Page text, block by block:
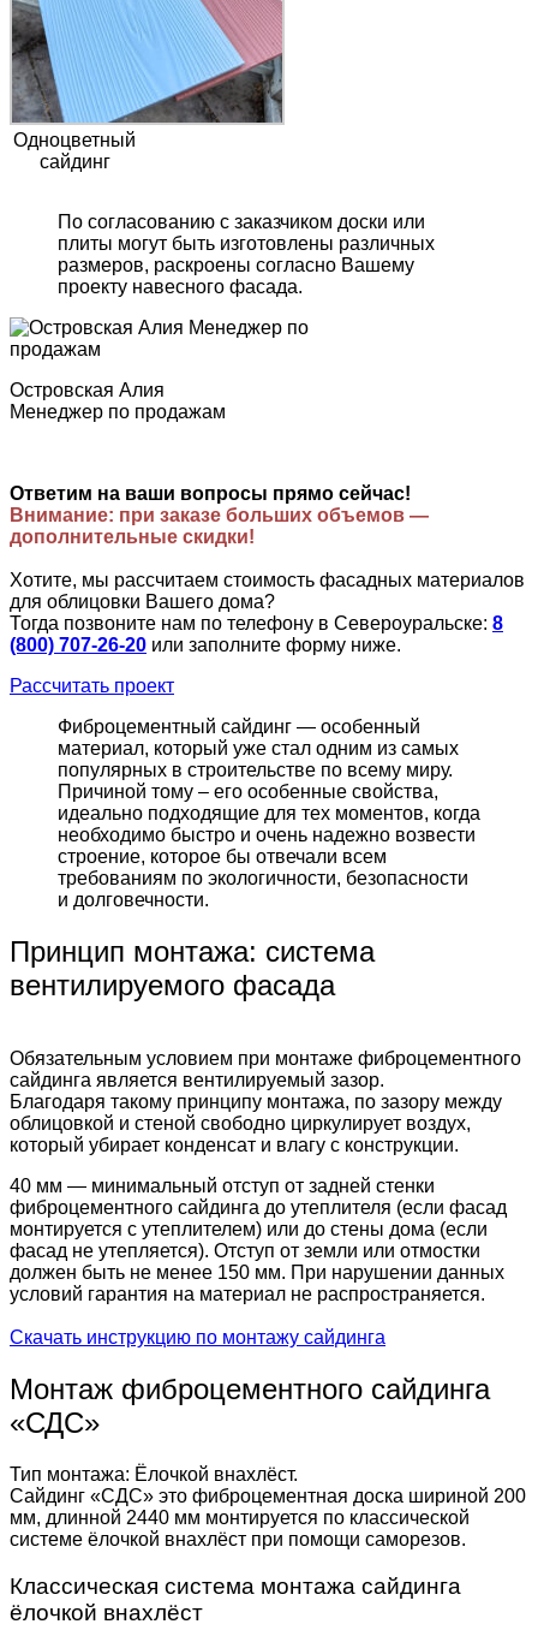
Одноцветный
сайдинг
По согласованию с заказчиком доски или
плиты могут быть изготовлены различных
размеров, раскроены согласно Вашему
проекту навесного фасада.
Островская Алия
Менеджер по продажам
Ответим на ваши вопросы прямо сейчас!
Внимание: при заказе больших объемов —
дополнительные скидки!
Хотите, мы рассчитаем стоимость фасадных материалов
для облицовки Вашего дома?
Тогда позвоните нам по телефону в Североуральске: 8
(800) 707-26-20 или заполните форму ниже.
Рассчитать проект
Фиброцементный сайдинг — особенный
материал, который уже стал одним из самых
популярных в строительстве по всему миру.
Причиной тому – его особенные свойства,
идеально подходящие для тех моментов, когда
необходимо быстро и очень надежно возвести
строение, которое бы отвечали всем
требованиям по экологичности, безопасности
и долговечности.
Принцип монтажа: система
вентилируемого фасада
Обязательным условием при монтаже фиброцементного
сайдинга является вентилируемый зазор.
Благодаря такому принципу монтажа, по зазору между
облицовкой и стеной свободно циркулирует воздух,
который убирает конденсат и влагу с конструкции.
40 мм — минимальный отступ от задней стенки
фиброцементного сайдинга до утеплителя (если фасад
монтируется с утеплителем) или до стены дома (если
фасад не утепляется). Отступ от земли или отмостки
должен быть не менее 150 мм. При нарушении данных
условий гарантия на материал не распространяется.
Скачать инструкцию по монтажу сайдинга
Монтаж фиброцементного сайдинга
«СДС»
Тип монтажа: Ёлочкой внахлёст.
Сайдинг «СДС» это фиброцементная доска шириной 200
мм, длинной 2440 мм монтируется по классической
системе ёлочкой внахлёст при помощи саморезов.
Классическая система монтажа сайдинга
ёлочкой внахлёст